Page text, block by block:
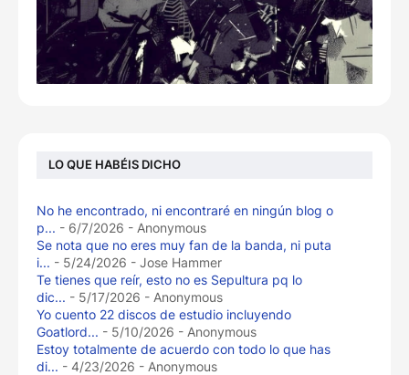
LO QUE HABÉIS DICHO
No he encontrado, ni encontraré en ningún blog o
p... - 6/7/2026 - Anonymous
Se nota que no eres muy fan de la banda, ni puta
i... - 5/24/2026 - Jose Hammer
Te tienes que reír, esto no es Sepultura pq lo
dic... - 5/17/2026 - Anonymous
Yo cuento 22 discos de estudio incluyendo
Goatlord... - 5/10/2026 - Anonymous
Estoy totalmente de acuerdo con todo lo que has
di... - 4/23/2026 - Anonymous